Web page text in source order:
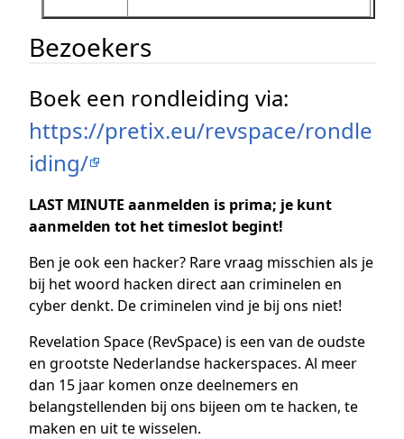
Bezoekers
Boek een rondleiding via:
https://pretix.eu/revspace/rondle
iding/
LAST MINUTE aanmelden is prima; je kunt
aanmelden tot het timeslot begint!
Ben je ook een hacker? Rare vraag misschien als je
bij het woord hacken direct aan criminelen en
cyber denkt. De criminelen vind je bij ons niet!
Revelation Space (RevSpace) is een van de oudste
en grootste Nederlandse hackerspaces. Al meer
dan 15 jaar komen onze deelnemers en
belangstellenden bij ons bijeen om te hacken, te
maken en uit te wisselen.